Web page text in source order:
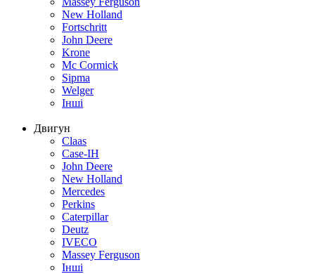
New Holland
Fortschritt
John Deere
Krone
Mc Cormick
Sipma
Welger
Інші
Двигун
Claas
Case-IH
John Deere
New Holland
Mercedes
Perkins
Caterpillar
Deutz
IVECO
Massey Ferguson
Інші